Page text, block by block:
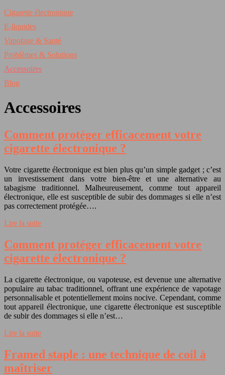
Cigarette électronique
E-liquides
Vapotage & Santé
Problèmes & Solutions
Accessoires
Blog
Accessoires
Comment protéger efficacement votre
cigarette électronique ?
Votre cigarette électronique est bien plus qu’un simple gadget ; c’est
un investissement dans votre bien-être et une alternative au
tabagisme traditionnel. Malheureusement, comme tout appareil
électronique, elle est susceptible de subir des dommages si elle n’est
pas correctement protégée….
Lire la suite
Comment protéger efficacement votre
cigarette électronique ?
La cigarette électronique, ou vapoteuse, est devenue une alternative
populaire au tabac traditionnel, offrant une expérience de vapotage
personnalisable et potentiellement moins nocive. Cependant, comme
tout appareil électronique, une cigarette électronique est susceptible
de subir des dommages si elle n’est…
Lire la suite
Framed staple : une technique de coil à
maîtriser